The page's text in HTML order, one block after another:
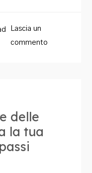
Lascia un
commento
delle
la tua